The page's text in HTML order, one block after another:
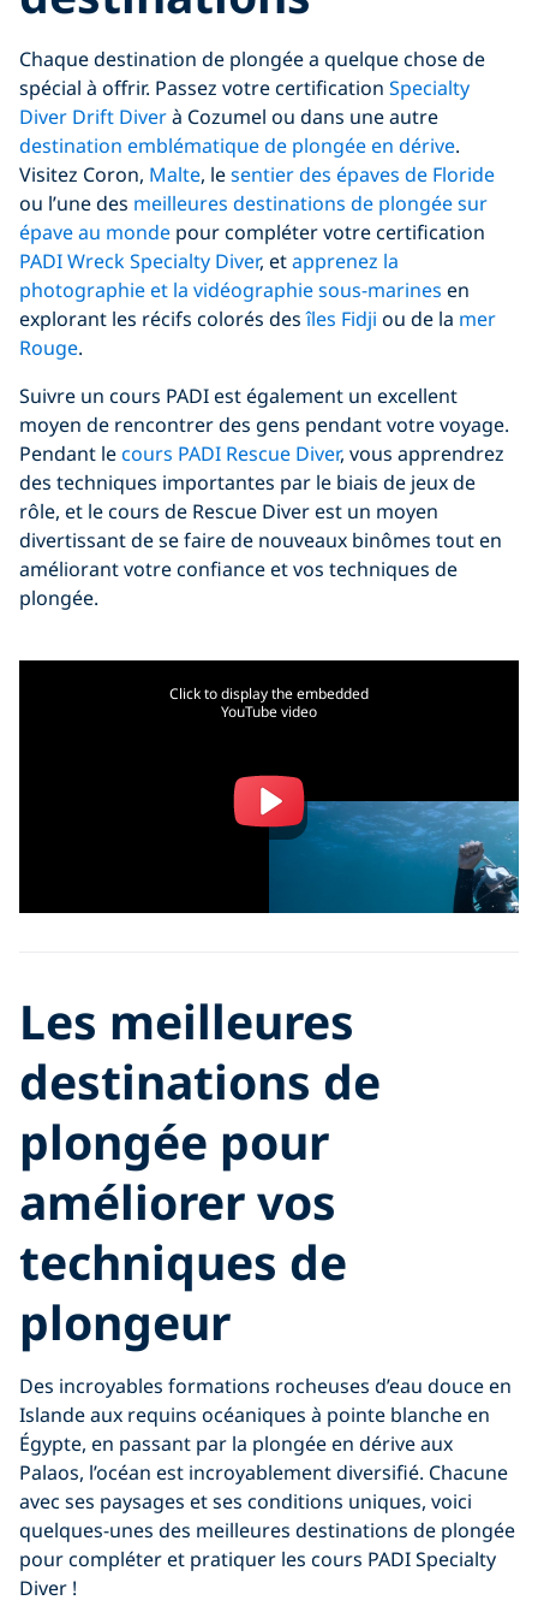
Chaque destination de plongée a quelque chose de
spécial à offrir. Passez votre certification Specialty
Diver Drift Diverà Cozumel ou dans une autre
destination emblématique de plongée en dérive.
Visitez Coron, Malte, lesentier des épaves de Floride
ou l’une des meilleures destinations de plongée sur
épave au monde pour compléter votre certification
PADI Wreck Specialty Diver, etapprenez la
photographie et la vidéographie sous-marines en
explorant les récifs colorés desîles Fidji ou de la mer
Rouge.
Suivre un cours PADI est également un excellent
moyen de rencontrer des gens pendant votre voyage.
Pendant lecours PADI Rescue Diver, vous apprendrez
des techniques importantes par le biais de jeux de
rôle, et le cours de Rescue Diver est un moyen
divertissant de se faire de nouveaux binômes tout en
améliorant votre confiance et vos techniques de
plongée.
Click to display the embedded
YouTube video
Les meilleures
destinations de
plongée pour
améliorer vos
techniques de
plongeur
Des incroyables formations rocheuses d’eau douce en
Islande aux requins océaniques à pointe blanche en
Égypte, en passant par la plongée en dérive aux
Palaos, l’océan est incroyablement diversifié. Chacune
avec ses paysages et ses conditions uniques, voici
quelques-unes des meilleures destinations de plongée
pour compléter et pratiquer les cours PADI Specialty
Diver !